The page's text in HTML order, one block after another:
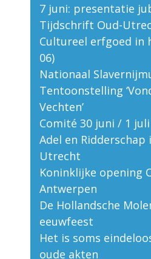
7 juni: presentatie
Tijdschrift Oud-
Cultureel erfgoed in
06)
Nationaal
Tentoonstelling
Vechten’
Comité 30 juni / 1
Adel en
Utrecht
Koninklijke opening
Antwerpen
De Hollandsche
eeuwfeest
Het is soms
oude akten